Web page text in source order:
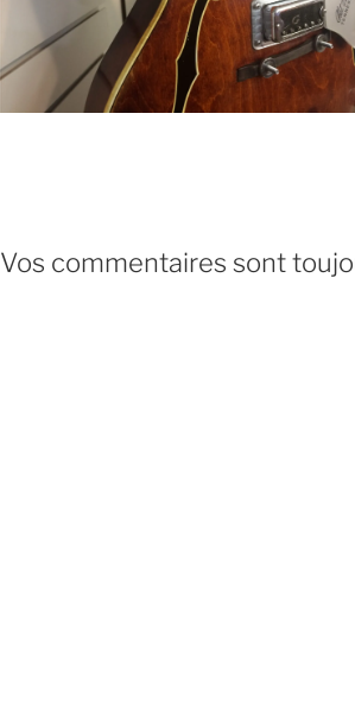
Vos commentaires sont